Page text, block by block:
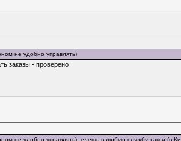
не удобно управлять)
заказы - проверено
не удобно управлять), едешь в любую службу такси (в